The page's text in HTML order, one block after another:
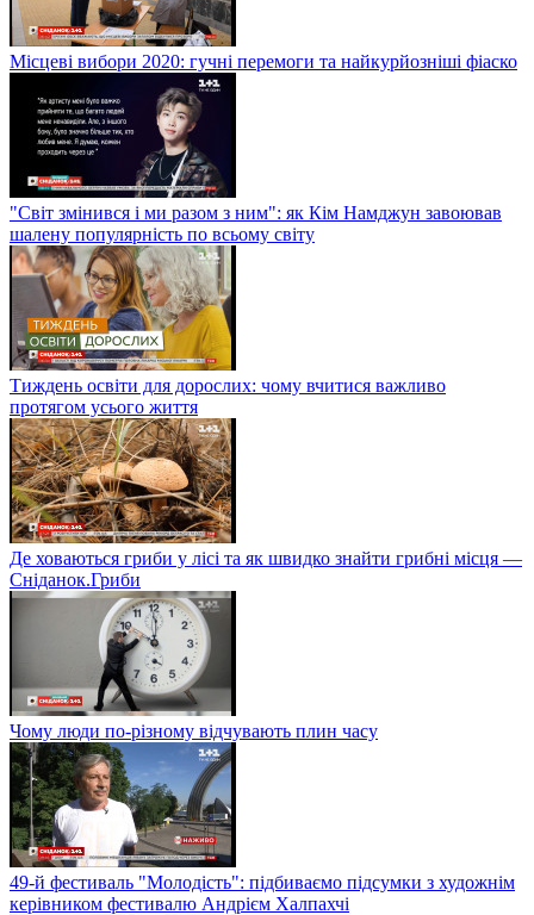
Місцеві вибори 2020: гучні перемоги та найкурйозніші фіаско
"Світ змінився і ми разом з ним": як Кім Намджун завоював
шалену популярність по всьому світу
Тиждень освіти для дорослих: чому вчитися важливо
протягом усього життя
Де ховаються гриби у лісі та як швидко знайти грибні місця —
Сніданок.Гриби
Чому люди по-різному відчувають плин часу
49-й фестиваль "Молодість": підбиваємо підсумки з художнім
керівником фестивалю Андрієм Халпахчі